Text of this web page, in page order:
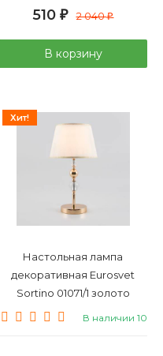
510 ₽ 2 040₽
В корзину
Хит!
Настольная лампа
декоративная Eurosvet
Sortino 01071/1 золото
В наличии 10